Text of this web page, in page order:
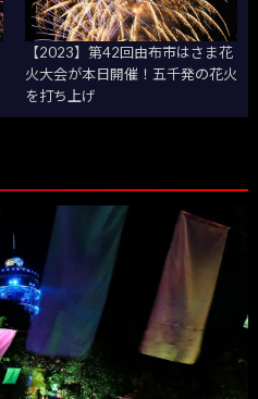
【2023】第42回由布市はさま花
火大会が本日開催！五千発の花火
を打ち上げ